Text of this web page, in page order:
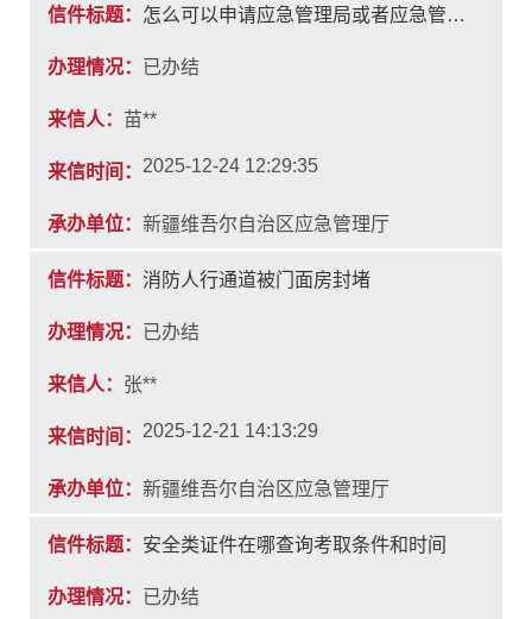
信件标题： 怎么可以申请应急管理局或者应急管理厅矿山类专家
办理情况： 已办结
来信人： 苗**
来信时间： 2025-12-24 12:29:35
承办单位： 新疆维吾尔自治区应急管理厅
信件标题： 消防人行通道被门面房封堵
办理情况： 已办结
来信人： 张**
来信时间： 2025-12-21 14:13:29
承办单位： 新疆维吾尔自治区应急管理厅
信件标题： 安全类证件在哪查询考取条件和时间
办理情况： 已办结